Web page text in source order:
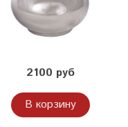
2100 руб
В корзину